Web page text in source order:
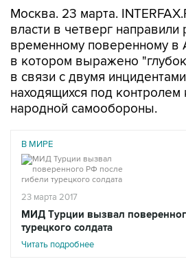
Москва. 23 марта.
власти в четверг направили
временному поверенному в
в котором выражено
в связи с двумя
находящихся под контролем
народной самообороны.
В МИРЕ
23 марта 2017
МИД Турции вызвал
турецкого солдата
Читать подробнее